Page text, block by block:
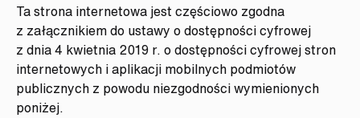
Ta strona internetowa jest częściowo zgodna
z załącznikiem do ustawy o dostępności cyfrowej
z dnia 4 kwietnia 2019 r. o dostępności cyfrowej stron
internetowych i aplikacji mobilnych podmiotów
publicznych z powodu niezgodności wymienionych
poniżej.